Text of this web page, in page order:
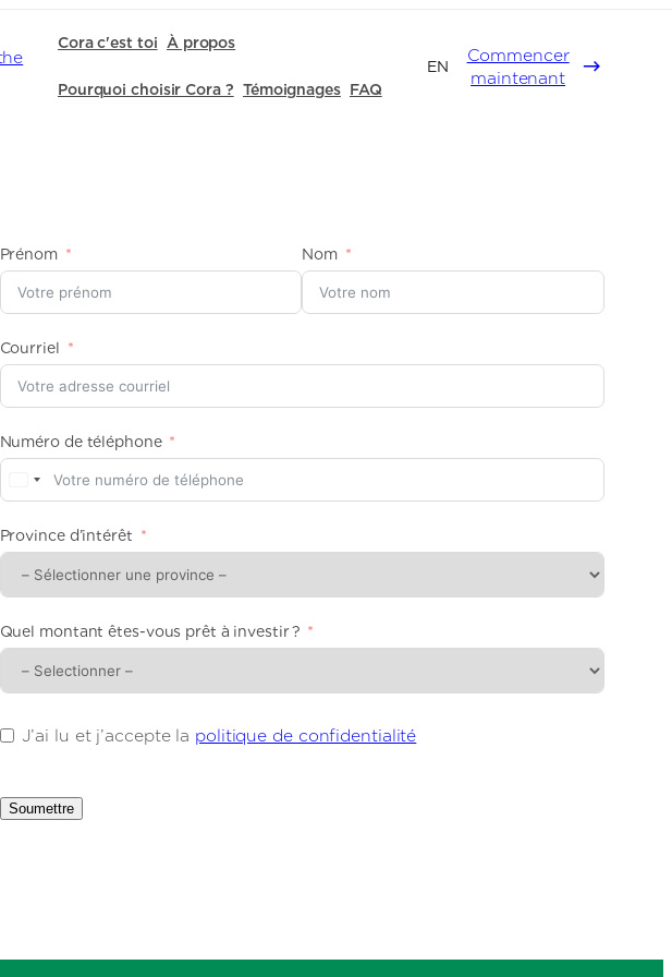
Cora c'est toi À propos
Pourquoi choisir Cora ? Témoignages FAQ
EN
Commencer
maintenant
Prénom Nom
Courriel
Numéro de téléphone
Province d’intérêt
Quel montant êtes-vous prêt à investir ?
J’ai lu et j’accepte la politique de confidentialité
Soumettre